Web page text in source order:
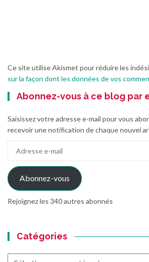
Ce site utilise Akismet pour réduire les
sur la façon dont les données de vos
Abonnez-vous à ce blog par
Saisissez votre adresse e-mail pour vous
recevoir une notification de chaque nouvel
mail
Abonnez-vous
Rejoignez les 340 autres abonnés
Catégories